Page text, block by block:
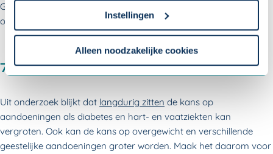
Om uw toestemmingsvoorkeur te wijzigen, klikt u op
Instellingen
Alleen noodzakelijke cookies
Geef uw medewerkers voldoende rustmomenten en zorg dat ze
op tijd ontspannen, bijvoorbeeld door op vakantie te gaan.
7. Stimuleer bewegen
Uit onderzoek blijkt dat langdurig zitten de kans op
aandoeningen als diabetes en hart- en vaatziekten kan
vergroten. Ook kan de kans op overgewicht en verschillende
geestelijke aandoeningen groter worden. Maak het daarom voor